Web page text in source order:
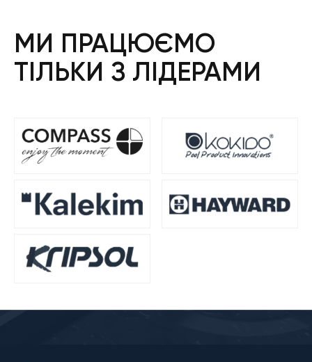
МИ ПРАЦЮЄМО
ТІЛЬКИ З ЛІДЕРАМИ